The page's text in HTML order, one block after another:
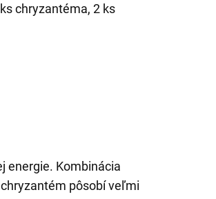
chryzantéma, 2 ks
energie. Kombinácia
pôsobí veľmi